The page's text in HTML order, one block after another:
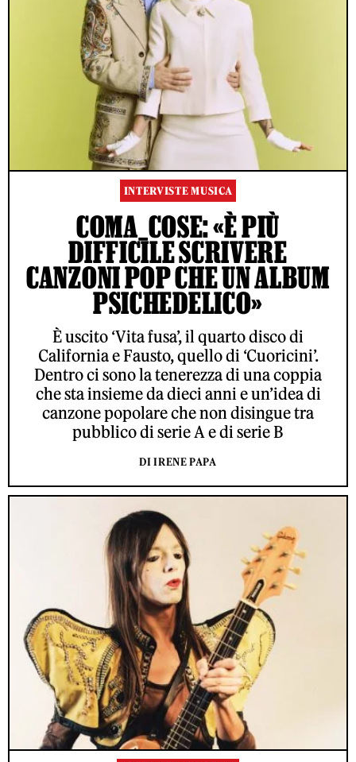
INTERVISTE MUSICA
COMA_COSE: «È PIÙ
DIFFICILE SCRIVERE
CANZONI POP CHE UN ALBUM
PSICHEDELICO»
È uscito ‘Vita fusa’, il quarto disco di
California e Fausto, quello di ‘Cuoricini’.
Dentro ci sono la tenerezza di una coppia
che sta insieme da dieci anni e un’idea di
canzone popolare che non disingue tra
pubblico di serie A e di serie B
DI IRENE PAPA